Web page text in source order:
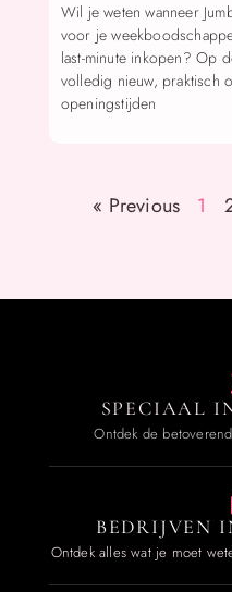
Wil je weten wanneer
voor je
last-minute inkopen? Op
volledig nieuw, praktisch
openingstijden
« Previous 1
SPECIAAL
Ontdek de
BEDRIJVEN
Ontdek alles wat je moet